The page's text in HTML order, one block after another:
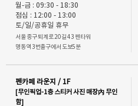
월-금 : 09:30 - 18:30
점심 : 12:00 - 13:00
토/일/공휴일 휴무
서울 중구 퇴계로 20길 43 펜타워
명동역 3번출구에서 도보5분
펜카페 라운지 / 1F
[무인픽업-1층 스티커 사진 매장內 무인
함]